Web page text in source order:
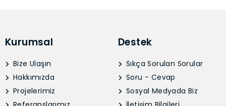
Kurumsal
Bize Ulaşın
Hakkımızda
Projelerimiz
Destek
Sıkça Sorulan Sorular
Soru - Cevap
Sosyal Medyada Biz